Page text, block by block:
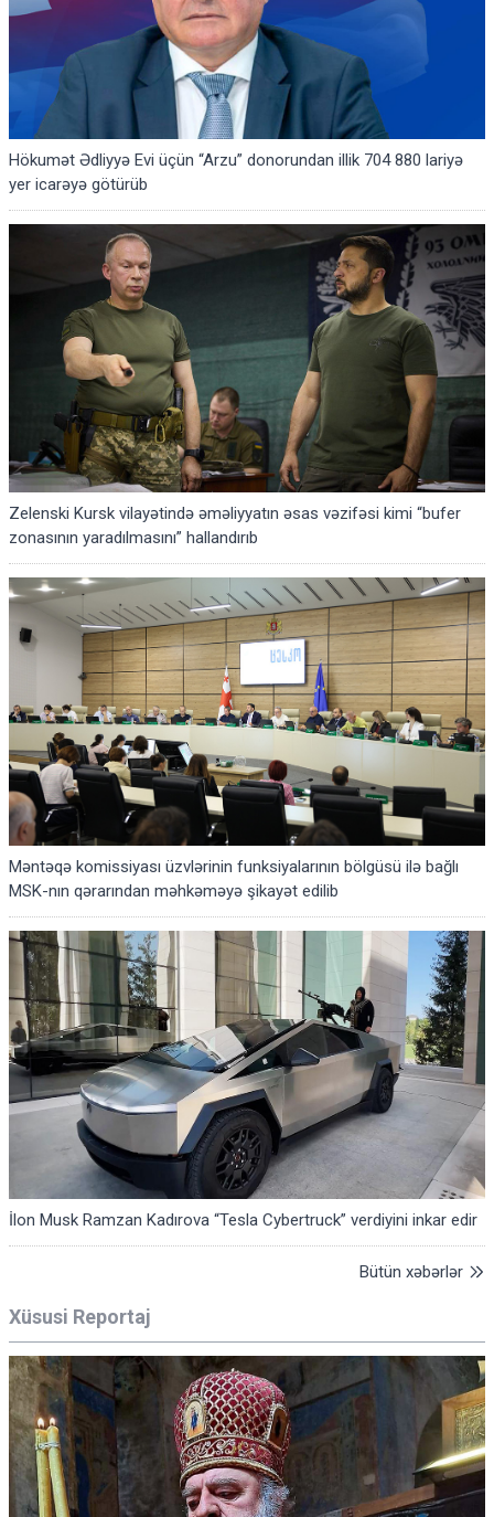
Hökumət Ədliyyə Evi üçün “Arzu” donorundan illik 704 880 lariyə
yer icarəyə götürüb
Zelenski Kursk vilayətində əməliyyatın əsas vəzifəsi kimi “bufer
zonasının yaradılmasını” hallandırıb
Məntəqə komissiyası üzvlərinin funksiyalarının bölgüsü ilə bağlı
MSK-nın qərarından məhkəməyə şikayət edilib
İlon Musk Ramzan Kadırova “Tesla Cybertruck” verdiyini inkar edir
Bütün xəbərlər
Xüsusi Reportaj